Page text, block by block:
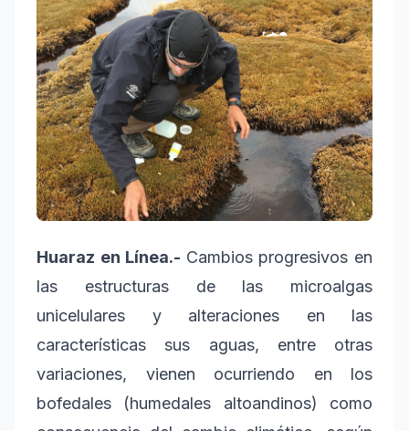
Huaraz en Línea.- Cambios progresivos en
las estructuras de las microalgas
unicelulares y alteraciones en las
características sus aguas, entre otras
variaciones, vienen ocurriendo en los
bofedales (humedales altoandinos) como